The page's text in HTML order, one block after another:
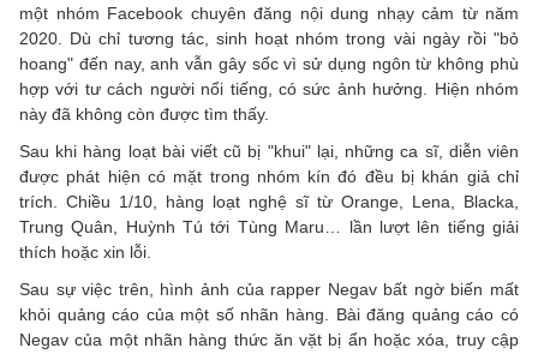
một nhóm Facebook chuyên đăng nội dung nhạy cảm từ năm
2020. Dù chỉ tương tác, sinh hoạt nhóm trong vài ngày rồi "bỏ
hoang" đến nay, anh vẫn gây sốc vì sử dụng ngôn từ không phù
hợp với tư cách người nổi tiếng, có sức ảnh hưởng. Hiện nhóm
này đã không còn được tìm thấy.
Sau khi hàng loạt bài viết cũ bị "khui" lại, những ca sĩ, diễn viên
được phát hiện có mặt trong nhóm kín đó đều bị khán giả chỉ
trích. Chiều 1/10, hàng loạt nghệ sĩ từ Orange, Lena, Blacka,
Trung Quân, Huỳnh Tú tới Tùng Maru… lần lượt lên tiếng giải
thích hoặc xin lỗi.
Sau sự việc trên, hình ảnh của rapper Negav bất ngờ biến mất
khỏi quảng cáo của một số nhãn hàng. Bài đăng quảng cáo có
Negav của một nhãn hàng thức ăn vặt bị ẩn hoặc xóa, truy cập